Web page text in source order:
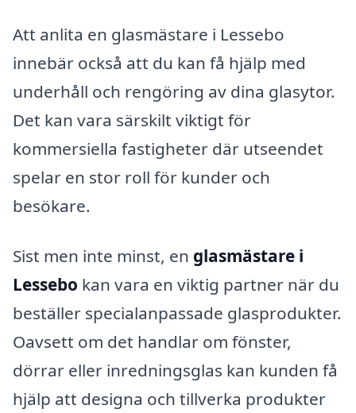
Att anlita en glasmästare i Lessebo
innebär också att du kan få hjälp med
underhåll och rengöring av dina glasytor.
Det kan vara särskilt viktigt för
kommersiella fastigheter där utseendet
spelar en stor roll för kunder och
besökare.
Sist men inte minst, en glasmästare i
Lessebo kan vara en viktig partner när du
beställer specialanpassade glasprodukter.
Oavsett om det handlar om fönster,
dörrar eller inredningsglas kan kunden få
hjälp att designa och tillverka produkter